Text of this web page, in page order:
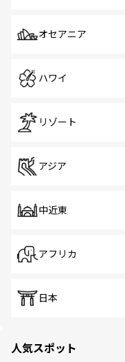
オセアニア
ハワイ
リゾート
アジア
中近東
アフリカ
日本
人気スポット